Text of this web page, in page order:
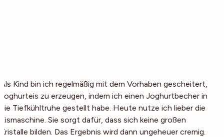
Als Kind bin ich regelmäßig mit dem Vorhaben gescheitert,
Joghurteis zu erzeugen, indem ich einen Joghurtbecher in
die Tiefkühltruhe gestellt habe. Heute nutze ich lieber die
Eismaschine. Sie sorgt dafür, dass sich keine großen
Kristalle bilden. Das Ergebnis wird dann ungeheuer cremig.